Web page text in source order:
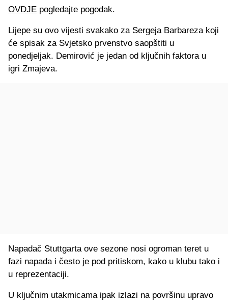
OVDJE pogledajte pogodak.
Lijepe su ovo vijesti svakako za Sergeja Barbareza koji
će spisak za Svjetsko prvenstvo saopštiti u
ponedjeljak. Demirović je jedan od ključnih faktora u
igri Zmajeva.
Napadač Stuttgarta ove sezone nosi ogroman teret u
fazi napada i često je pod pritiskom, kako u klubu tako i
u reprezentaciji.
U ključnim utakmicama ipak izlazi na površinu upravo